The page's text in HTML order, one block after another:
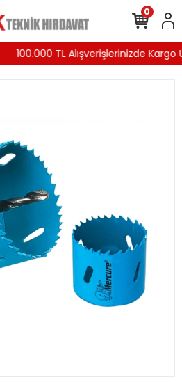
100.000 TL Alışverişlerinizde Kargo
0